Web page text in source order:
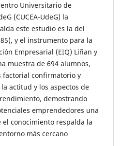
Universitario de
(CUCEA-UdeG) la
este estudio es la del
y el instrumento para la
Empresarial (EIQ) Liñan y
muestra de 694 alumnos,
factorial confirmatorio y
actitud y los aspectos de
demostrando
emprendedores una
el conocimiento respalda la
más cercano